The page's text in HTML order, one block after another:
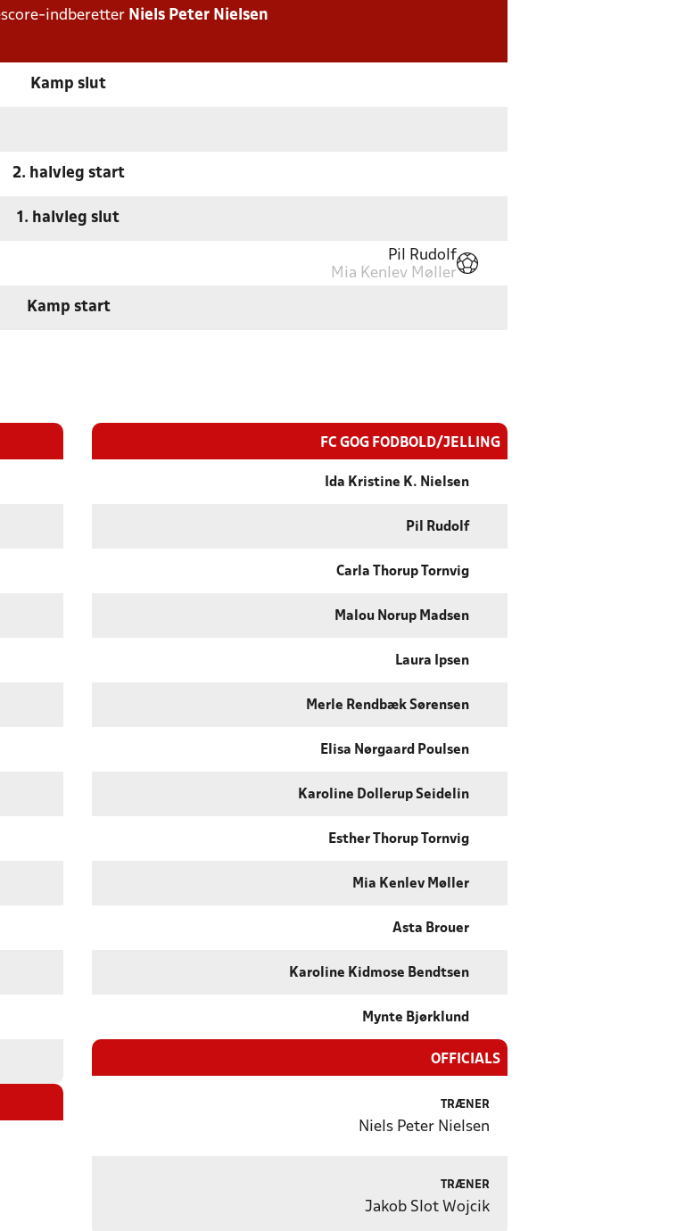
indberetter Niels Peter Nielsen
Kamp slut
2. halvleg start
1. halvleg slut
Pil Rudolf
Mia Kenlev Møller
Kamp start
FC GOG FODBOLD/JELLING
Ida Kristine K. Nielsen
Pil Rudolf
Carla Thorup Tornvig
Malou Norup Madsen
Laura Ipsen
Merle Rendbæk Sørensen
Elisa Nørgaard Poulsen
Karoline Dollerup Seidelin
Esther Thorup Tornvig
Mia Kenlev Møller
Asta Brouer
Karoline Kidmose Bendtsen
Mynte Bjørklund
OFFICIALS
TRÆNER
Niels Peter Nielsen
TRÆNER
Jakob Slot Wojcik